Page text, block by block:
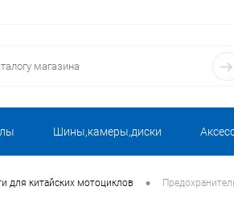
Шины,камеры,диски
для китайских мотоциклов •